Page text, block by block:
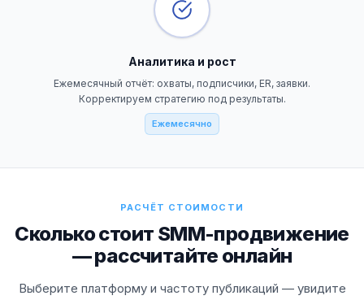
Аналитика и рост
Ежемесячный отчёт: охваты, подписчики, ER, заявки.
Корректируем стратегию под результаты.
Ежемесячно
РАСЧЁТ СТОИМОСТИ
Сколько стоит SMM-продвижение
— рассчитайте онлайн
Выберите платформу и частоту публикаций — увидите